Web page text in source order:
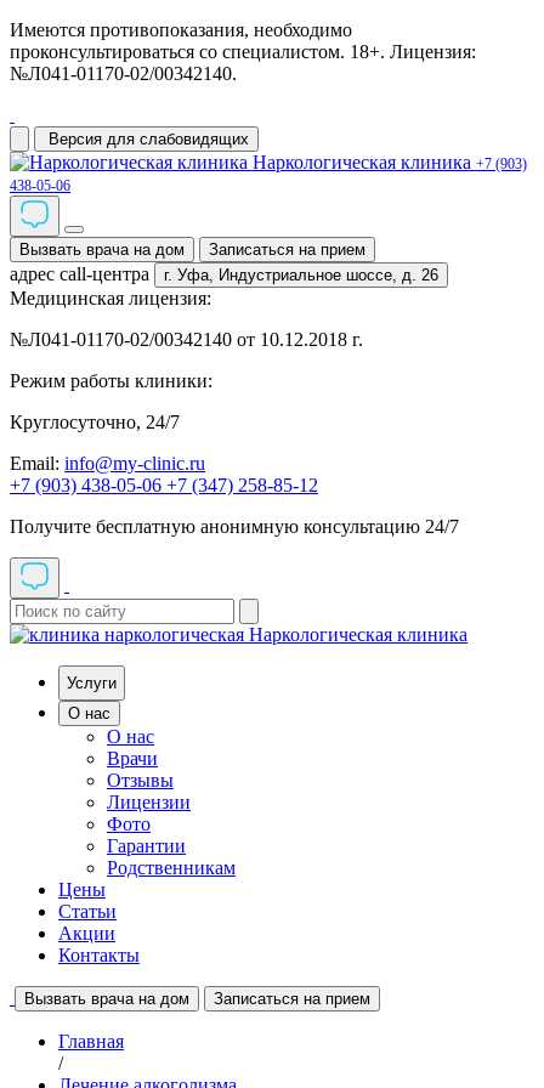
Имеются противопоказания, необходимо
проконсультироваться со специалистом. 18+. Лицензия:
№Л041-01170-02/00342140.
Версия для слабовидящих
Наркологическая клиника +7 (903)
438-05-06
Вызвать врача на дом Записаться на прием
адрес call-центра г. Уфа, Индустриальное шоссе, д. 26
Медицинская лицензия:
№Л041-01170-02/00342140 от 10.12.2018 г.
Режим работы клиники:
Круглосуточно, 24/7
Email: info@my-clinic.ru
+7 (903) 438-05-06 +7 (347) 258-85-12
Получите бесплатную анонимную консультацию 24/7
Наркологическая клиника
Услуги
О нас
О нас
Врачи
Отзывы
Лицензии
Фото
Гарантии
Родственникам
Цены
Статьи
Акции
Контакты
Вызвать врача на дом Записаться на прием
Главная
/